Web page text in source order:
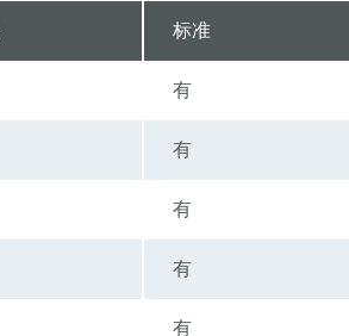
标准
有
有
有
有
有